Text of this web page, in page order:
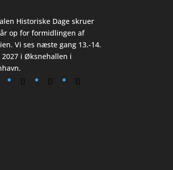
Historiske Dage skruer
op for formidlingen af
Vi ses næste gang 13.-14.
2027 i Øksnehallen i